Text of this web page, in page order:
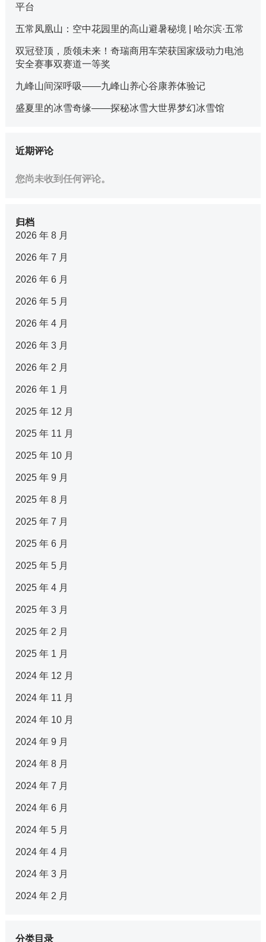
平台
五常凤凰山：空中花园里的高山避暑秘境 | 哈尔滨·五常
双冠登顶，质领未来！奇瑞商用车荣获国家级动力电池
安全赛事双赛道一等奖
九峰山间深呼吸——九峰山养心谷康养体验记
盛夏里的冰雪奇缘——探秘冰雪大世界梦幻冰雪馆
近期评论
您尚未收到任何评论。
归档
2026 年 8 月
2026 年 7 月
2026 年 6 月
2026 年 5 月
2026 年 4 月
2026 年 3 月
2026 年 2 月
2026 年 1 月
2025 年 12 月
2025 年 11 月
2025 年 10 月
2025 年 9 月
2025 年 8 月
2025 年 7 月
2025 年 6 月
2025 年 5 月
2025 年 4 月
2025 年 3 月
2025 年 2 月
2025 年 1 月
2024 年 12 月
2024 年 11 月
2024 年 10 月
2024 年 9 月
2024 年 8 月
2024 年 7 月
2024 年 6 月
2024 年 5 月
2024 年 4 月
2024 年 3 月
2024 年 2 月
分类目录